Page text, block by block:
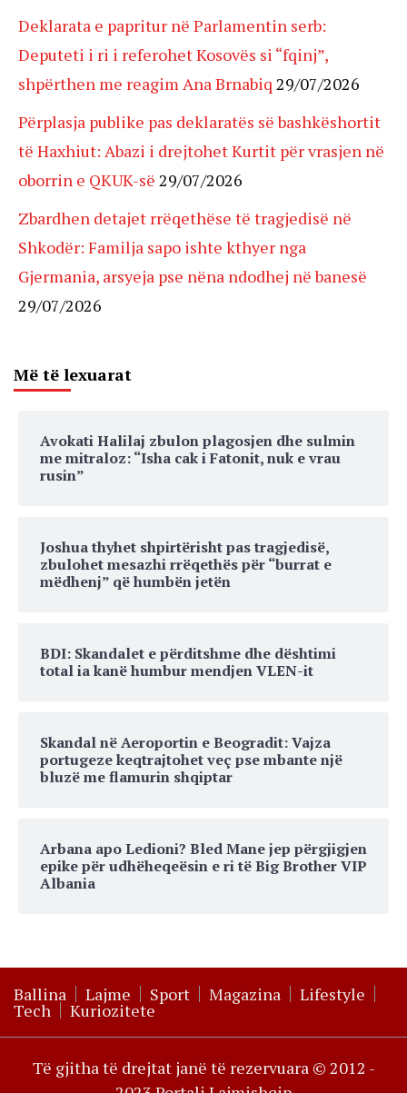
Deklarata e papritur në Parlamentin serb:
Deputeti i ri i referohet Kosovës si “fqinj”,
shpërthen me reagim Ana Brnabiq 29/07/2026
Përplasja publike pas deklaratës së bashkëshortit
të Haxhiut: Abazi i drejtohet Kurtit për vrasjen në
oborrin e QKUK-së 29/07/2026
Zbardhen detajet rrëqethëse të tragjedisë në
Shkodër: Familja sapo ishte kthyer nga
Gjermania, arsyeja pse nëna ndodhej në banesë
29/07/2026
Më të lexuarat
Avokati Halilaj zbulon plagosjen dhe sulmin
me mitraloz: “Isha cak i Fatonit, nuk e vrau
rusin”
Joshua thyhet shpirtërisht pas tragjedisë,
zbulohet mesazhi rrëqethës për “burrat e
mëdhenj” që humbën jetën
BDI: Skandalet e përditshme dhe dështimi
total ia kanë humbur mendjen VLEN-it
Skandal në Aeroportin e Beogradit: Vajza
portugeze keqtrajtohet veç pse mbante një
bluzë me flamurin shqiptar
Arbana apo Ledioni? Bled Mane jep përgjigjen
epike për udhëheqeësin e ri të Big Brother VIP
Albania
Ballina Lajme Sport Magazina Lifestyle
Tech Kuriozitete
Të gjitha të drejtat janë të rezervuara © 2012 -